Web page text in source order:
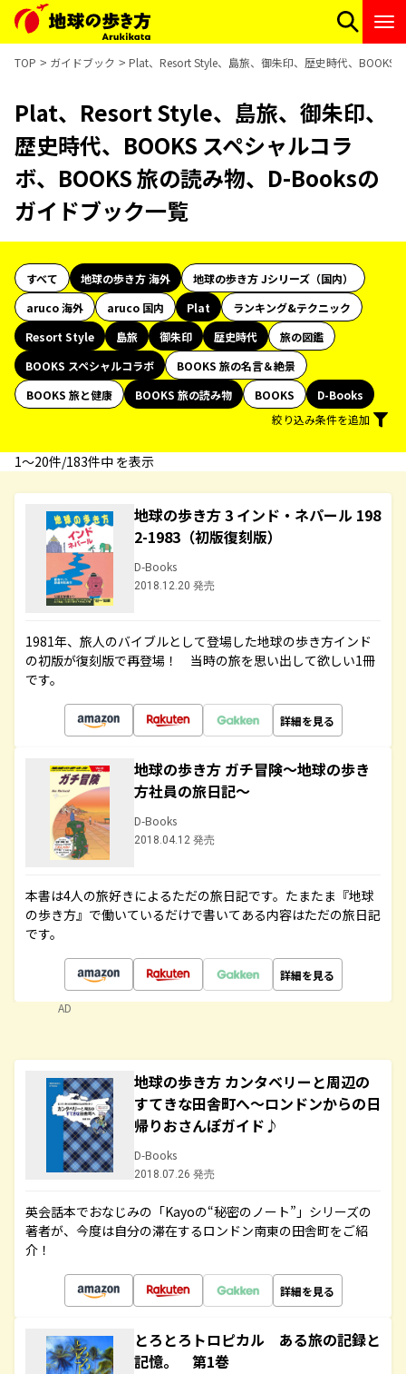
TOP ガイドブック Plat、Resort Style、島旅、御朱印、歴史時代、BOOKS
Plat、Resort Style、島旅、御朱印、
歴史時代、BOOKS スペシャルコラ
ボ、BOOKS 旅の読み物、D-Booksの
ガイドブック一覧
すべて 地球の歩き方 海外
地球の歩き方 Jシリーズ（国内）
aruco 海外
aruco 国内 Plat
ランキング&テクニック
Resort Style
島旅 御朱印 歴史時代
旅の図鑑
BOOKS スペシャルコラボ
BOOKS 旅の名言＆絶景
BOOKS 旅と健康
BOOKS 旅の読み物 BOOKS
D-Books
絞り込み条件を追加
1〜20件/183件中 を表示
地球の歩き方 3 インド・ネパール 198
2-1983（初版復刻版）
D-Books
2018.12.20 発売
1981年、旅人のバイブルとして登場した地球の歩き方インド
の初版が復刻版で再登場！ 当時の旅を思い出して欲しい1冊
です。
詳細を見る
地球の歩き方 ガチ冒険～地球の歩き
方社員の旅日記～
D-Books
2018.04.12 発売
本書は4人の旅好きによるただの旅日記です。たまたま『地球
の歩き方』で働いているだけで書いてある内容はただの旅日記
です。
詳細を見る
AD
地球の歩き方 カンタベリーと周辺の
すてきな田舎町へ～ロンドンからの日
帰りおさんぽガイド♪
D-Books
2018.07.26 発売
英会話本でおなじみの「Kayoの“秘密のノート”」シリーズの
著者が、今度は自分の滞在するロンドン南東の田舎町をご紹
介！
詳細を見る
とろとろトロピカル ある旅の記録と
記憶。 第1巻